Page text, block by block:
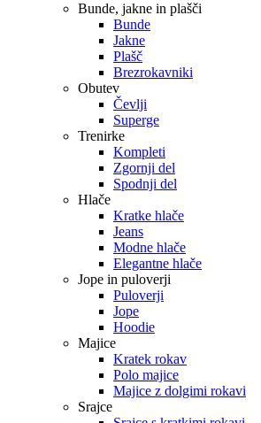
Bunde, jakne in plašči
Bunde
Jakne
Plašč
Brezrokavniki
Obutev
Čevlji
Superge
Trenirke
Kompleti
Zgornji del
Spodnji del
Hlače
Kratke hlače
Jeans
Modne hlače
Elegantne hlače
Jope in puloverji
Puloverji
Jope
Hoodie
Majice
Kratek rokav
Polo majice
Majice z dolgimi rokavi
Srajce